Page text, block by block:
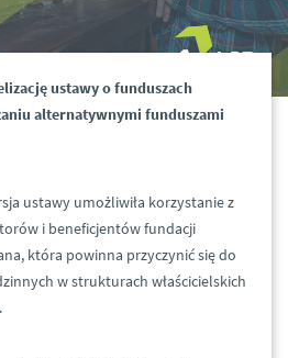
ustawy o funduszach
alternatywnymi funduszami
ustawy umożliwiła korzystanie z
i beneficjentów fundacji
która powinna przyczynić się do
w strukturach właścicielskich